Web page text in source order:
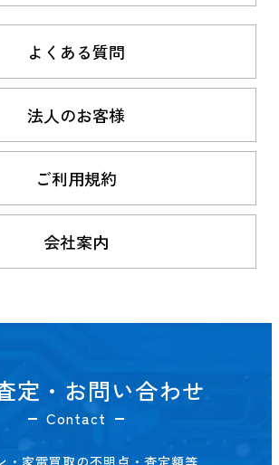
よくある質問
法人のお客様
ご利用規約
会社案内
定・お問い合わせ
Contact
・家電買取の不明点・査定額等